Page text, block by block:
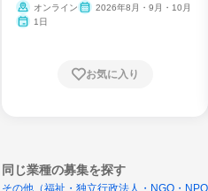
ム
オンライン
2026年8月・9月・10月
1日
お気に入り
同じ業種の募集を探す
その他（福祉・独立行政法人・NGO・NPO